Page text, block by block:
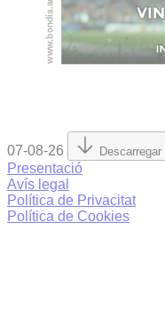
07-08-26
Presentació
Avís legal
Política de Privacitat
Política de Cookies